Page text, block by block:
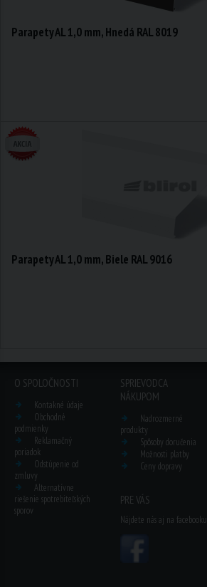
Parapety AL 1,0 mm, Hnedá RAL 8019
Parapety AL 1,0 mm, Biele RAL 9016
O SPOLOČNOSTI
Kontakné údaje
Obchodné
podmienky
Reklamačný
poriadok
Odstúpenie od
zmluvy
Alternatívne
riešenie spotrebiteľských
sporov
SPRIEVODCA
NÁKUPOM
Nadrozmerné
produkty
Spôsoby doručenia
Možnosti platby
Ceny dopravy
PRE VÁS
Nájdete nás aj na facebooku